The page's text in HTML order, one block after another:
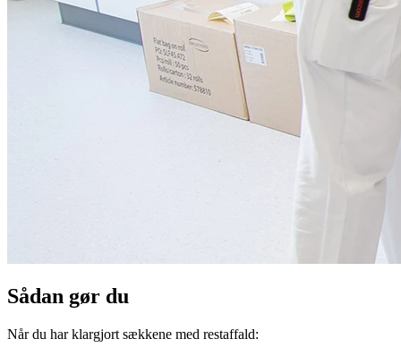
Sådan gør du
Når du har klargjort sækkene med restaffald: